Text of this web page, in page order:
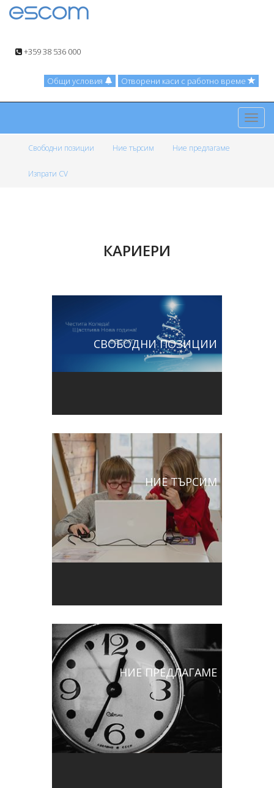
+359 38 536 000
Общи условия Отворени каси с работно време
Свободни позиции Ние търсим Ние предлагаме
Изпрати CV
КАРИЕРИ
СВОБОДНИ ПОЗИЦИИ
НИЕ ТЪРСИМ
НИЕ ПРЕДЛАГАМЕ